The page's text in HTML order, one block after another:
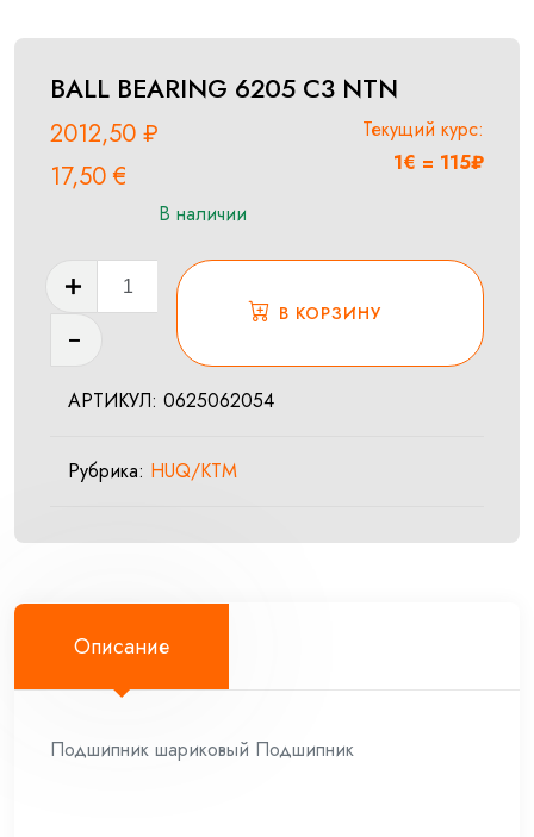
BALL BEARING 6205 C3 NTN
2012,50 ₽
17,50€
Текущий курс:
1€ = 115₽
В наличии
Количество
товара
BALL
BEARING
6205
NTN
В КОРЗИНУ
АРТИКУЛ: 0625062054
Рубрика: HUQ/KTM
Описание
Подшипник шариковый Подшипник